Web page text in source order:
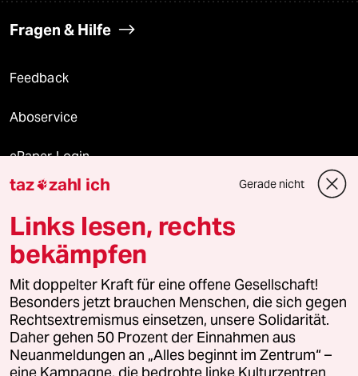
Fragen & Hilfe
Feedback
Aboservice
ePaper Login
Downloads für Abonnierende
© 2026 taz Verlags und Vertriebs GmbH
Alle Rechte vorbehalten. Bei rechtlichen Fragen oder für Genehmigungen
wenden Sie sich bitte an
lizenzen@taz.de
Feedback Redaktionsstatut Kommune-Richtlinien
taz zahl ich Gerade nicht
Links lesen, rechts
bekämpfen
Mit doppelter Kraft für eine offene Gesellschaft!
Besonders jetzt brauchen Menschen, die sich gegen
Rechtsextremismus einsetzen, unsere Solidarität.
Daher gehen 50 Prozent der Einnahmen aus
Neuanmeldungen an „Alles beginnt im Zentrum“ –